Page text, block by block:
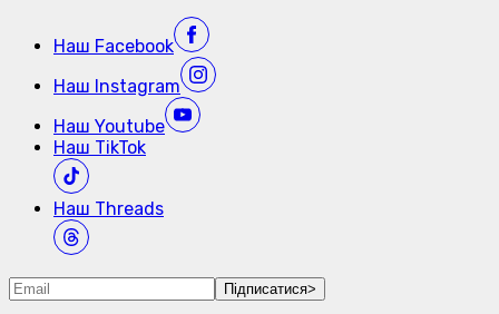
Наш Facebook
Наш Instagram
Наш Youtube
Наш TikTok
Наш Threads
Підписатися>